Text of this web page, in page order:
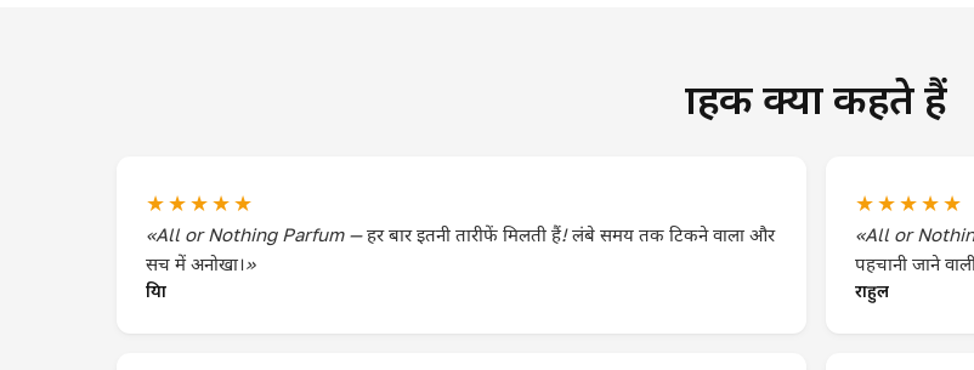
ग्राहक क्या कहते हैं
★★★★★
«All or Nothing Parfum — हर बार इतनी तारीफें मिलती हैं! लंबे समय तक टिकने वाला और
सच में अनोखा।»
प्रिया
★★★★★
«All or
पहचानी जाने
राहुल